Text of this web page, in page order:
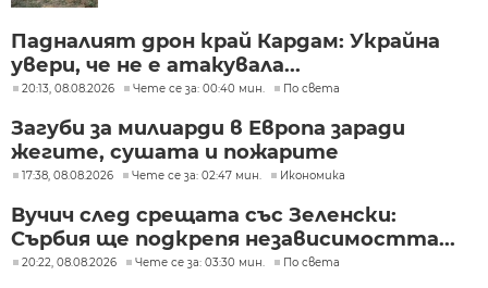
Падналият дрон край Кардам: Украйна
увери, че не е атакувала...
20:13, 08.08.2026 Чете се за: 00:40 мин. По света
Загуби за милиарди в Европа заради
жегите, сушата и пожарите
17:38, 08.08.2026 Чете се за: 02:47 мин. Икономика
Вучич след срещата със Зеленски:
Сърбия ще подкрепя независимостта...
20:22, 08.08.2026 Чете се за: 03:30 мин. По света